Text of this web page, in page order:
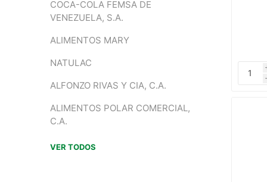
COCA-COLA FEMSA DE
VENEZUELA, S.A.
ALIMENTOS MARY
NATULAC
ALFONZO RIVAS Y CIA, C.A.
ALIMENTOS POLAR COMERCIAL,
C.A.
VER TODOS